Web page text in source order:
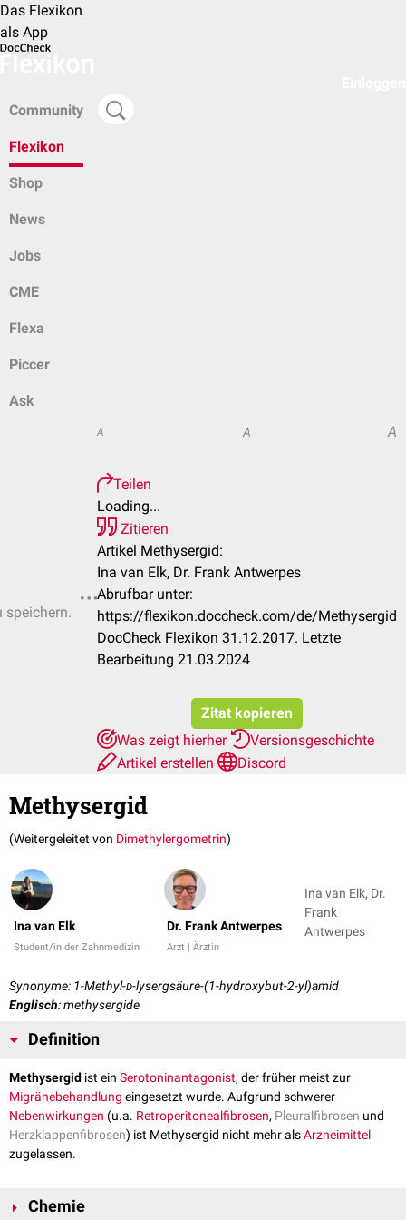
Das Flexikon
als App
Community
Flexikon
Shop
News
Jobs
CME
Flexa
Piccer
Ask
speichern.
A A A
Teilen
Loading...
Zitieren
Artikel Methysergid:
Ina van Elk, Dr. Frank Antwerpes
Abrufbar unter:
https://flexikon.doccheck.com/de/Methysergid
DocCheck Flexikon 31.12.2017. Letzte
Bearbeitung 21.03.2024
Zitat kopieren
Was zeigt hierher
Versionsgeschichte
Artikel erstellen
Discord
Methysergid
(Weitergeleitet von Dimethylergometrin)
Ina van Elk
Student/in der Zahnmedizin
Dr. Frank Antwerpes
Arzt | Ärztin
Ina van Elk, Dr.
Frank
Antwerpes
Synonyme: 1-Methyl-D-lysergsäure-(1-hydroxybut-2-yl)amid
Englisch: methysergide
Definition
Methysergid ist ein Serotoninantagonist, der früher meist zur
Migränebehandlung eingesetzt wurde. Aufgrund schwerer
Nebenwirkungen (u.a. Retroperitonealfibrosen, Pleuralfibrosen und
Herzklappenfibrosen) ist Methysergid nicht mehr alsArzneimittel
zugelassen.
Chemie